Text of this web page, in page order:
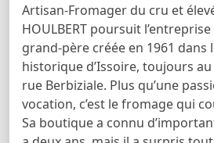
Artisan-Fromager du cru et
HOULBERT poursuit
grand-père créée en 1961 dans
historique d’Issoire, toujours
rue Berbiziale. Plus qu’une
vocation, c’est le fromage qui
Sa boutique a connu